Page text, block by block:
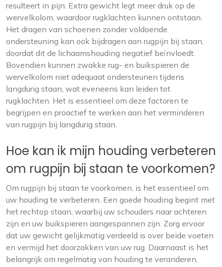
resulteert in pijn. Extra gewicht legt meer druk op de
wervelkolom, waardoor rugklachten kunnen ontstaan.
Het dragen van schoenen zonder voldoende
ondersteuning kan ook bijdragen aan rugpijn bij staan,
doordat dit de lichaamshouding negatief beïnvloedt.
Bovendien kunnen zwakke rug- en buikspieren de
wervelkolom niet adequaat ondersteunen tijdens
langdurig staan, wat eveneens kan leiden tot
rugklachten. Het is essentieel om deze factoren te
begrijpen en proactief te werken aan het verminderen
van rugpijn bij langdurig staan.
Hoe kan ik mijn houding verbeteren
om rugpijn bij staan te voorkomen?
Om rugpijn bij staan te voorkomen, is het essentieel om
uw houding te verbeteren. Een goede houding begint met
het rechtop staan, waarbij uw schouders naar achteren
zijn en uw buikspieren aangespannen zijn. Zorg ervoor
dat uw gewicht gelijkmatig verdeeld is over beide voeten
en vermijd het doorzakken van uw rug. Daarnaast is het
belangrijk om regelmatig van houding te veranderen,